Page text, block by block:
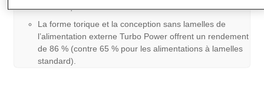
La forme torique et la conception sans lamelles de
l’alimentation externe Turbo Power offrent un rendement
de 86 % (contre 65 % pour les alimentations à lamelles
standard).